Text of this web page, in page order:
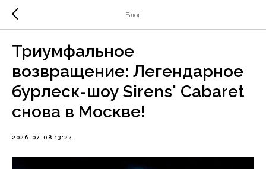
Блог
Триумфальное
возвращение: Легендарное
бурлеск-шоу Sirens' Cabaret
снова в Москве!
2026-07-08 13:24